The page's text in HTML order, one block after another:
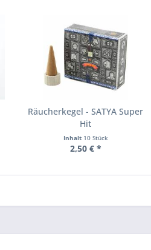
Räucherkegel - SATYA Super
Hit
Inhalt 10 Stück
2,50 € *